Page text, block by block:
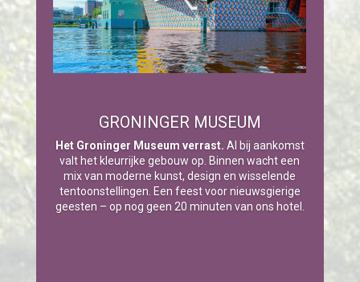
GRONINGER MUSEUM
Het Groninger Museum verrast. Al bij aankomst
valt het kleurrijke gebouw op. Binnen wacht een
mix van moderne kunst, design en wisselende
tentoonstellingen. Een feest voor nieuwsgierige
geesten – op nog geen 20 minuten van ons hotel.